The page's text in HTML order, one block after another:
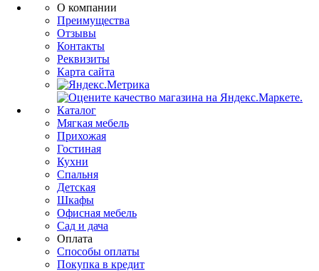
О компании
Преимущества
Отзывы
Контакты
Реквизиты
Карта сайта
Каталог
Мягкая мебель
Прихожая
Гостиная
Кухни
Спальня
Детская
Шкафы
Офисная мебель
Сад и дача
Оплата
Способы оплаты
Покупка в кредит